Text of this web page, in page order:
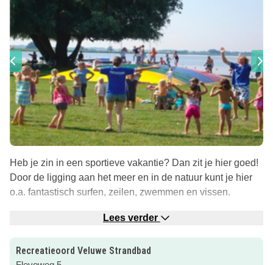
Heb je zin in een sportieve vakantie? Dan zit je hier goed!
Door de ligging aan het meer en in de natuur kunt je hier
o.a. fantastisch surfen, zeilen, zwemmen en vissen.
In de omgeving van Veluwe Strandbad zijn ook diverse
goed; Aviodrome, Bataviastad en de Bataviawerf zijn
dichtbij en het gezellige stadje Elburg is zeker een
Lees verder
Recreatieoord Veluwe Strandbad